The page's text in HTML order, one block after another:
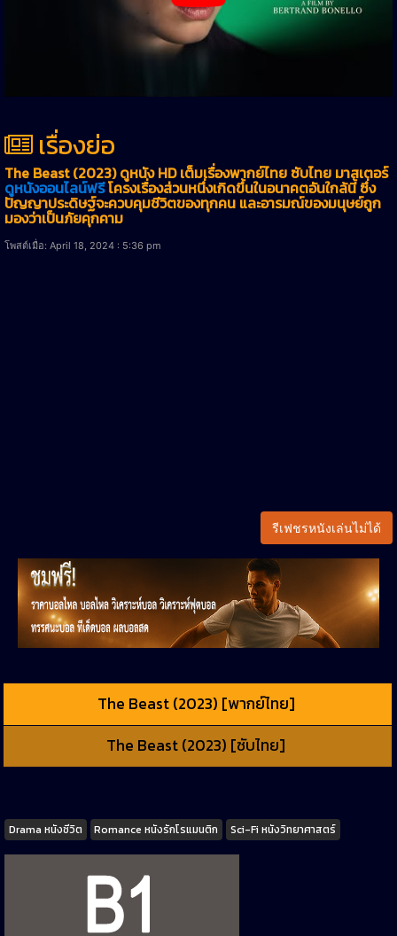
เรื่องย่อ
The Beast (2023) ดูหนัง HD เต็มเรื่องพากย์ไทย ซับไทย มาสเตอร์
ดูหนังออนไลน์ฟรีโครงเรื่องส่วนหนึ่งเกิดขึ้นในอนาคตอันใกล้นี้ ซึ่ง
ปัญญาประดิษฐ์จะควบคุมชีวิตของทุกคน และอารมณ์ของมนุษย์ถูก
มองว่าเป็นภัยคุกคาม
โพสต์เมื่อ: April 18, 2024 : 5:36 pm
รีเฟชรหนังเล่นไม่ได้
The Beast (2023) [พากย์ไทย]
The Beast (2023) [ซับไทย]
Tags
Drama หนังชีวิต Romance หนังรักโรแมนติก Sci-Fi หนังวิทยาศาสตร์